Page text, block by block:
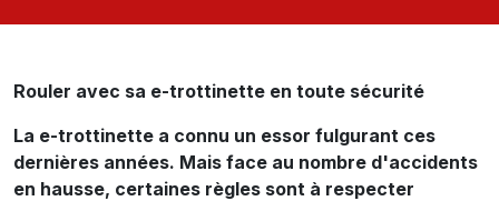
Rouler avec sa e-trottinette en toute sécurité
La e-trottinette a connu un essor fulgurant ces
dernières années. Mais face au nombre d'accidents
en hausse, certaines règles sont à respecter